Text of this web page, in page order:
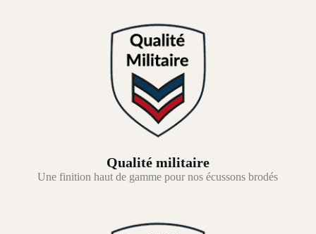
Qualité militaire
Une finition haut de gamme pour nos écussons brodés